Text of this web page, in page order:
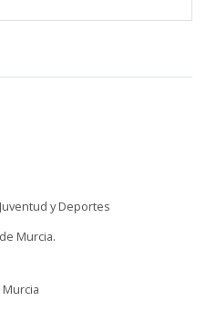
y Deportes
Murcia.